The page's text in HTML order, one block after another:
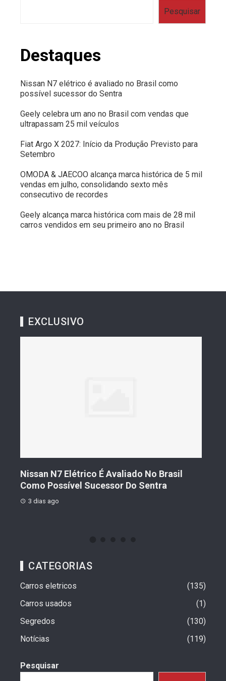
Pesquisar
Destaques
Nissan N7 elétrico é avaliado no Brasil como
possível sucessor do Sentra
Geely celebra um ano no Brasil com vendas que
ultrapassam 25 mil veículos
Fiat Argo X 2027: Início da Produção Previsto para
Setembro
OMODA & JAECOO alcança marca histórica de 5 mil
vendas em julho, consolidando sexto mês
consecutivo de recordes
Geely alcança marca histórica com mais de 28 mil
carros vendidos em seu primeiro ano no Brasil
EXCLUSIVO
Nissan N7 Elétrico É Avaliado No Brasil
Como Possível Sucessor Do Sentra
3 dias ago
CATEGORIAS
Carros eletricos
135
Carros usados
1
Segredos
130
Notícias
119
Pesquisar